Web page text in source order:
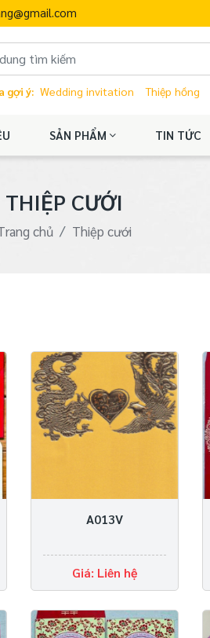
gợi ý: Wedding invitation Thiệp hồng
SẢN PHẨM TIN TỨC
THIỆP CƯỚI
chủ Thiệp cưới
A013V
Giá: Liên hệ